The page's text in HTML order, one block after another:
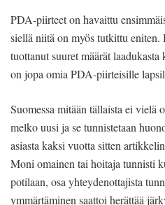
PDA-piirteet on havaittu
siellä niitä on myös tutkittu
tuottanut suuret määrät
on jopa omia PDA-piirteisille
Suomessa mitään tällaista ei vielä
melko uusi ja se tunnistetaan
asiasta kaksi vuotta sitten
Moni omainen tai hoitaja tunnisti
potilaan, osa yhteydenottajista
ymmärtäminen saattoi herättää